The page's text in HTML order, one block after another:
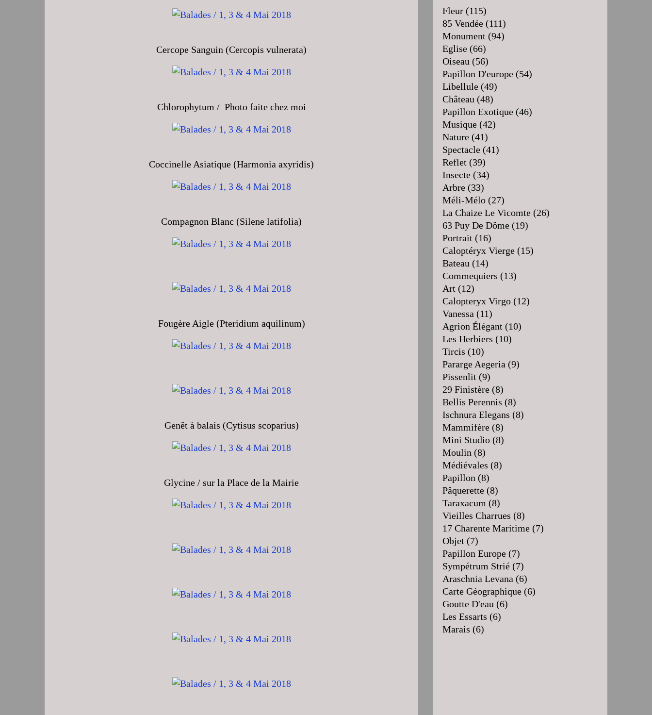
Cercope Sanguin (Cercopis vulnerata)
Chlorophytum / Photo faite chez moi
Coccinelle Asiatique (Harmonia axyridis)
Compagnon Blanc (Silene latifolia)
Fougère Aigle (Pteridium aquilinum)
Genêt à balais (Cytisus scoparius)
Glycine / sur la Place de la Mairie
Fleur (115)
85 Vendée (111)
Monument (94)
Eglise (66)
Oiseau (56)
Papillon D'europe (54)
Libellule (49)
Château (48)
Papillon Exotique (46)
Musique (42)
Nature (41)
Spectacle (41)
Reflet (39)
Insecte (34)
Arbre (33)
Méli-Mélo (27)
La Chaize Le Vicomte (26)
63 Puy De Dôme (19)
Portrait (16)
Caloptéryx Vierge (15)
Bateau (14)
Commequiers (13)
Art (12)
Calopteryx Virgo (12)
Vanessa (11)
Agrion Élégant (10)
Les Herbiers (10)
Tircis (10)
Pararge Aegeria (9)
Pissenlit (9)
29 Finistère (8)
Bellis Perennis (8)
Ischnura Elegans (8)
Mammifère (8)
Mini Studio (8)
Moulin (8)
Médiévales (8)
Papillon (8)
Pâquerette (8)
Taraxacum (8)
Vieilles Charrues (8)
17 Charente Maritime (7)
Objet (7)
Papillon Europe (7)
Sympétrum Strié (7)
Araschnia Levana (6)
Carte Géographique (6)
Goutte D'eau (6)
Les Essarts (6)
Marais (6)